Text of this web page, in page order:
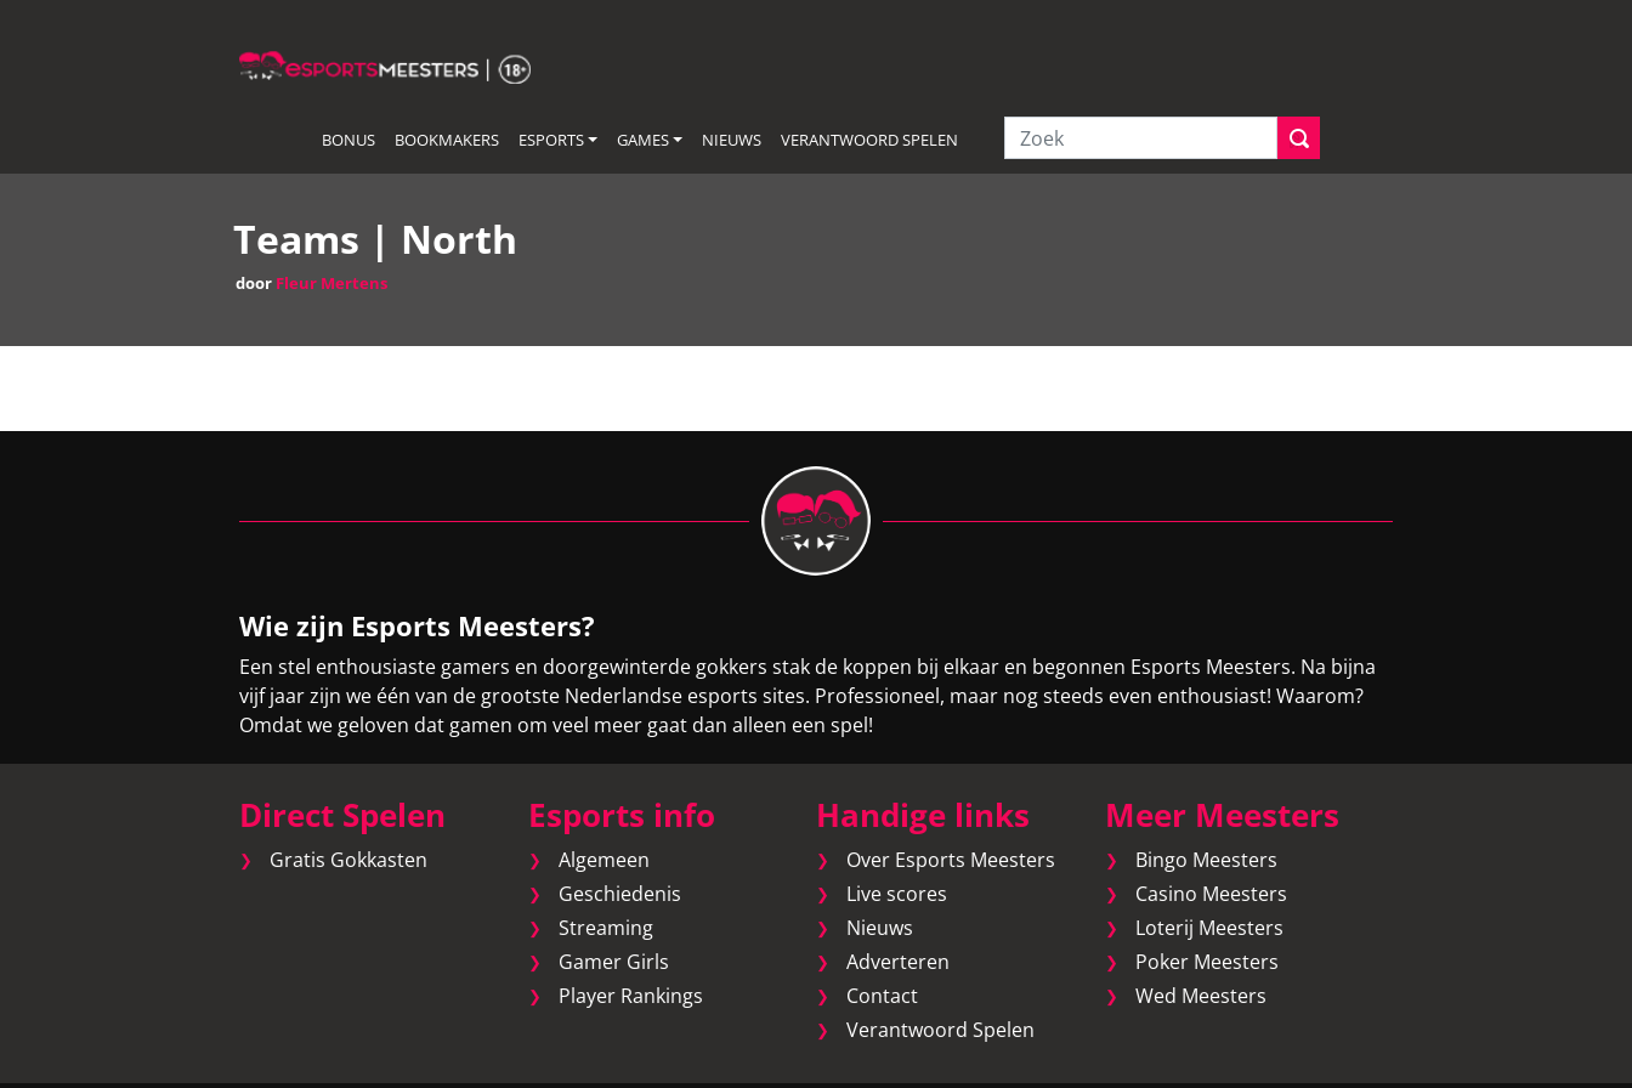
BONUS BOOKMAKERS ESPORTS GAMES NIEUWS VERANTWOORD SPELEN
Teams | North
door Fleur Mertens
Wie zijn Esports Meesters?
Een stel enthousiaste gamers en doorgewinterde gokkers stak de koppen bij elkaar en begonnen Esports Meesters. Na bijna
vijf jaar zijn we één van de grootste Nederlandse esports sites. Professioneel, maar nog steeds even enthousiast! Waarom?
Omdat we geloven dat gamen om veel meer gaat dan alleen een spel!
Direct Spelen
Gratis Gokkasten
Esports info
Algemeen
Geschiedenis
Streaming
Gamer Girls
Player Rankings
Handige links
Over Esports Meesters
Live scores
Nieuws
Adverteren
Contact
Verantwoord Spelen
Meer Meesters
Bingo Meesters
Casino Meesters
Loterij Meesters
Poker Meesters
Wed Meesters